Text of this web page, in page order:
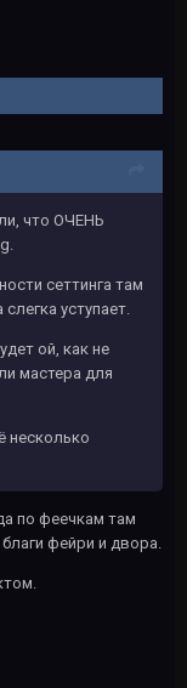
что ОЧЕНЬ
сеттинга там
уступает.
ой, как не
мастера для
несколько
по феечкам там
фейри и двора.